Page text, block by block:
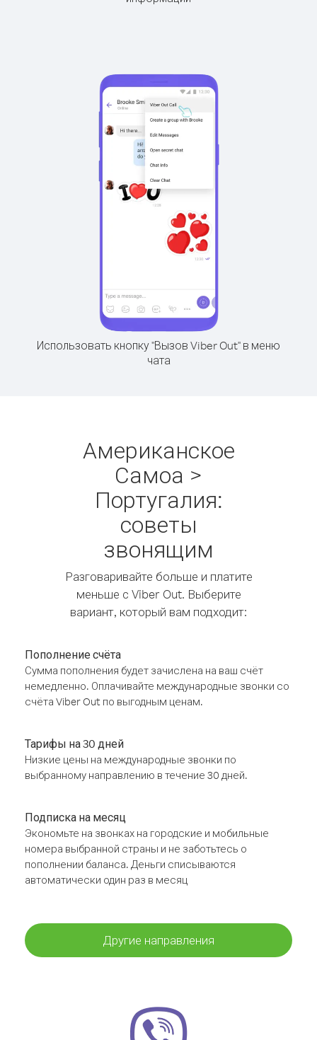
Использовать кнопку "Вызов Viber Out" в меню
чата
Американское
Самоа >
Португалия:
советы
звонящим
Разговаривайте больше и платите
меньше с Viber Out. Выберите
вариант, который вам подходит:
Пополнение счёта
Сумма пополнения будет зачислена на ваш счёт
немедленно. Оплачивайте международные звонки со
счёта Viber Out по выгодным ценам.
Тарифы на 30 дней
Низкие цены на международные звонки по
выбранному направлению в течение 30 дней.
Подписка на месяц
Экономьте на звонках на городские и мобильные
номера выбранной страны и не заботьтесь о
пополнении баланса. Деньги списываются
автоматически один раз в месяц
Другие направления